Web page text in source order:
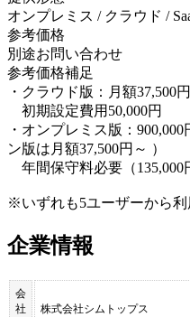
オンプレミス / クラウド /
参考価格
別途お問い合わせ
参考価格補足
・クラウド版：月額37,500
初期設定費用50,000円
・オンプレミス版：
ン版は月額37,500円～ ）
年間保守料必要（135,000
※いずれも5ユーザーから利
企業情報
会
社
株式会社シムトップス